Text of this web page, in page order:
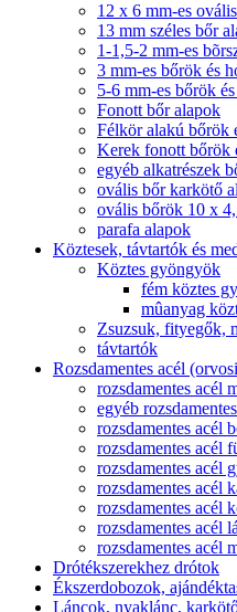
12 x 6 mm-es
13 mm széles bőr
1-1,5-2 mm-es
3 mm-es bőrök és
5-6 mm-es bőrök
Fonott bőr alapok
Félkör alakú bőrök
Kerek fonott bőrök
egyéb alkatrészek
ovális bőr karkötő
ovális bőrök 10 x
parafa alapok
Köztesek, távtartók és
Köztes gyöngyök
fém köztes
mûanyag
Zsuzsuk, fityegők,
távtartók
Rozsdamentes acél
rozsdamentes acél
egyéb
rozsdamentes acél
rozsdamentes acél
rozsdamentes acél
rozsdamentes acél
rozsdamentes acél
rozsdamentes acél
rozsdamentes acél
Drótékszerekhez drótok
Ékszerdobozok,
Láncok, nyaklánc,